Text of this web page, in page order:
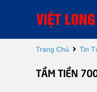
Trang Chủ Tin
TẦM TIỀN